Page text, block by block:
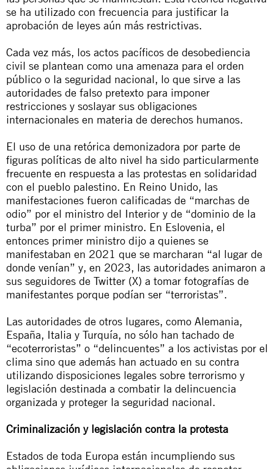
se ha utilizado con frecuencia para justificar la
aprobación de leyes aún más restrictivas.
Cada vez más, los actos pacíficos de desobediencia
civil se plantean como una amenaza para el orden
público o la seguridad nacional, lo que sirve a las
autoridades de falso pretexto para imponer
restricciones y soslayar sus obligaciones
internacionales en materia de derechos humanos.
El uso de una retórica demonizadora por parte de
figuras políticas de alto nivel ha sido particularmente
frecuente en respuesta a las protestas en solidaridad
con el pueblo palestino. En Reino Unido, las
manifestaciones fueron calificadas de “marchas de
odio” por el ministro del Interior y de “dominio de la
turba” por el primer ministro. En Eslovenia, el
entonces primer ministro dijo a quienes se
manifestaban en 2021 que se marcharan “al lugar de
donde venían” y, en 2023, las autoridades animaron a
sus seguidores de Twitter (X) a tomar fotografías de
manifestantes porque podían ser “terroristas”.
Las autoridades de otros lugares, como Alemania,
España, Italia y Turquía, no sólo han tachado de
“ecoterroristas” o “delincuentes” a los activistas por el
clima sino que además han actuado en su contra
utilizando disposiciones legales sobre terrorismo y
legislación destinada a combatir la delincuencia
organizada y proteger la seguridad nacional.
Criminalización y legislación contra la protesta
Estados de toda Europa están incumpliendo sus